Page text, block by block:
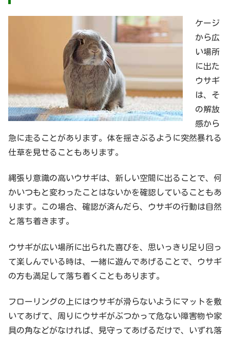
ケージ
から広
い場所
に出た
ウサギ
は、そ
の解放
感から
急に走ることがあります。体を揺さぶるように突然暴れる
仕草を見せることもあります。
縄張り意識の高いウサギは、新しい空間に出ることで、何
かいつもと変わったことはないかを確認していることもあ
ります。この場合、確認が済んだら、ウサギの行動は自然
と落ち着きます。
ウサギが広い場所に出られた喜びを、思いっきり足り回っ
て楽しんでいる時は、一緒に遊んであげることで、ウサギ
の方も満足して落ち着くこともあります。
フローリングの上にはウサギが滑らないようにマットを敷
いてあげて、周りにウサギがぶつかって危ない障害物や家
具の角などがなければ、見守ってあげるだけで、いずれ落